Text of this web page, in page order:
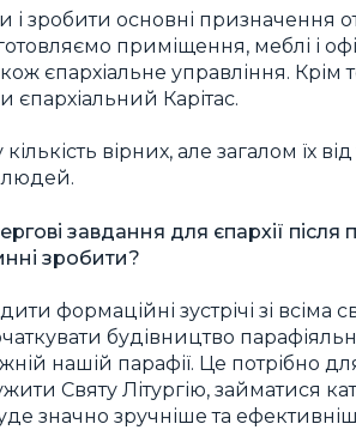
зробити основні призначення
приміщення, меблі і
єпархіальне управління. Крім
Карітас.
вірних, але загалом їх
людей.
завдання для єпархії після
зробити?
формаційні зустрічі зі всіма
будівництво
нашій парафії. Це потрібно
Святу Літургію, займатися
значно зручніше та